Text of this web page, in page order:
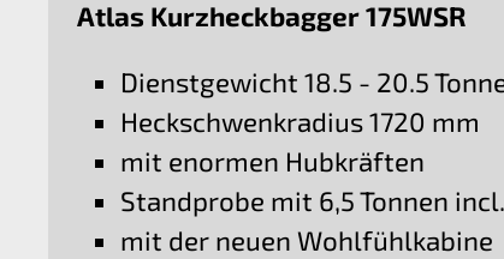
Atlas Kurzheckbagger 175WSR
Dienstgewicht 18.5 - 20.5
Heckschwenkradius 1720 mm
mit enormen Hubkräften
Standprobe mit 6,5 Tonnen
mit der neuen Wohlfühlkabine